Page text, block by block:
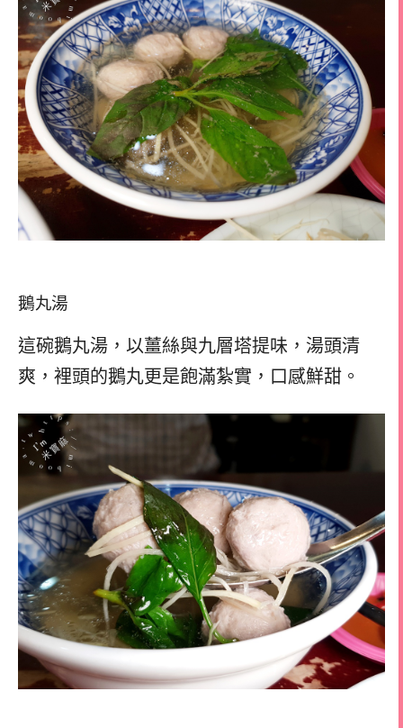
鵝丸湯
這碗鵝丸湯，以薑絲與九層塔提味，湯頭清
爽，裡頭的鵝丸更是飽滿紮實，口感鮮甜。